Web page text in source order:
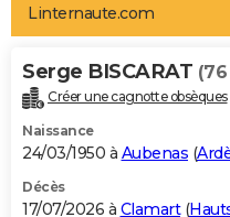
Art de vivre
Bien-être
Loisirs
Mode
Modes de vie
Alimentation
Guide de la santé
Maladies
Médicaments
Sommeil
VOYAGE
Destinations
City break
Voyage nature
Voyage de noces
Forum
Climat
+PHOTO
GUIDES D'ACHAT
BONS PLANS
Linternaute.com
Serge BISCARAT
Créer une cagnotte obsèques
Naissance
24/03/1950 à Aubenas (
Décès
17/07/2026 à Clamart(